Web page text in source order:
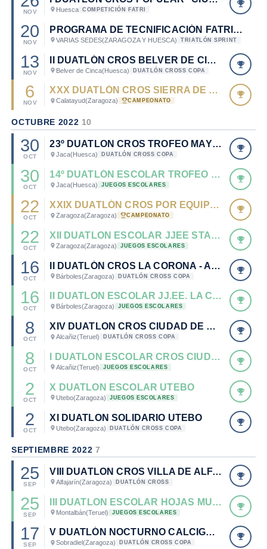
NOV Huesca COMPETICIÓN FATRI
20
NOV
PROGRAMA DE TECNIFICACIÓN FATRI (TRIATLÓN DE INVIERNO)
VARIAS SEDES(ZARAGOZA Y HUESCA) TRIATLÓN SPRINT
13
NOV
II DUATLÓN CROS BELVER DE CINCA
Belver de Cinca(Huesca) DUATLÓN CROSS COPA
6
NOV
XXX DUATLÓN CROS SIERRA DE ARMANTES - CTO. ARAGÓN DE DUATLÓN CROS 2022
Calatayud(Zaragoza) CAMPEONATO
OCTUBRE 2022 10
30
OCT
23º DUATLON CROS TROFEO MAYENCOS
Jaca(Huesca) DUATLÓN CROSS COPA
30
OCT
14º DUATLÓN ESCOLAR TROFEO MAYENCOS
Jaca(Huesca) JUEGOS ESCOLARES
22
OCT
XXIX DUATLÓN CROS POR EQUIPOS STADIUM CASABLANCA. TROFEO IBERCAJA CIUDAD DE ZARAGOZA
Zaragoza(Zaragoza) CAMPEONATO
22
OCT
XII DUATLON ESCOLAR JJEE STADIUM CASABLANCA
Zaragoza(Zaragoza) JUEGOS ESCOLARES
16
OCT
II DUATLÓN CROS LA CORONA - ACEITE VIRGEN EXTRA ANSÓ
Bárboles(Zaragoza) DUATLÓN CROSS COPA
16
OCT
II DUATLON ESCOLAR JJ.EE. LA CORONA
Bárboles(Zaragoza) JUEGOS ESCOLARES
8
OCT
XIV DUATLON CROS CIUDAD DE ALCAÑIZ
Alcañiz(Teruel) DUATLÓN CROSS COPA
8
OCT
I DUATLON ESCOLAR CROS CIUDAD DE ALCAÑIZ
Alcañiz(Teruel) JUEGOS ESCOLARES
2
OCT
X DUATLON ESCOLAR UTEBO
Utebo(Zaragoza) JUEGOS ESCOLARES
2
OCT
XI DUATLON SOLIDARIO UTEBO
Utebo(Zaragoza) DUATLÓN CROSS COPA
SEPTIEMBRE 20227
25
SEP
VIII DUATLON CROS VILLA DE ALFAJARIN
Alfajarín(Zaragoza) DUATLÓN CROSS
25
SEP
III DUATLON ESCOLAR HOJAS MUERTAS DE MONTALBÁN
Montalbán(Teruel) JUEGOS ESCOLARES
17
SEP
V DUATLÓN NOCTURNO CALCIGADA-SOBRADIEL
Sobradiel(Zaragoza) DUATLÓN CROSS COPA